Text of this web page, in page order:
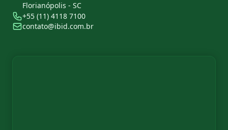
Florianópolis - SC
+55 (11) 4118 7100
contato@ibid.com.br